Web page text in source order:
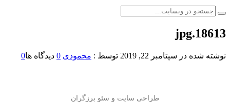
18613.jpg
نوشته شده در سپتامبر 22, 2019 توسط : محمودی 0 دیدگاه ها0